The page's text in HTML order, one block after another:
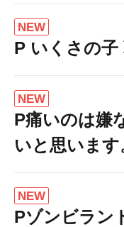
NEW
P いくさの子
NEW
P痛いのは嫌
いと思います
NEW
Pゾンビラン